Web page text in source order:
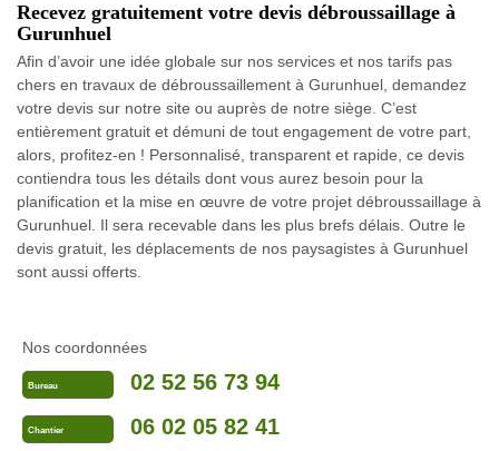
Recevez gratuitement votre devis débroussaillage à
Gurunhuel
Afin d’avoir une idée globale sur nos services et nos tarifs pas
chers en travaux de débroussaillement à Gurunhuel, demandez
votre devis sur notre site ou auprès de notre siège. C’est
entièrement gratuit et démuni de tout engagement de votre part,
alors, profitez-en ! Personnalisé, transparent et rapide, ce devis
contiendra tous les détails dont vous aurez besoin pour la
planification et la mise en œuvre de votre projet débroussaillage à
Gurunhuel. Il sera recevable dans les plus brefs délais. Outre le
devis gratuit, les déplacements de nos paysagistes à Gurunhuel
sont aussi offerts.
Nos coordonnées
Bureau 02 52 56 73 94
Chantier 06 02 05 82 41